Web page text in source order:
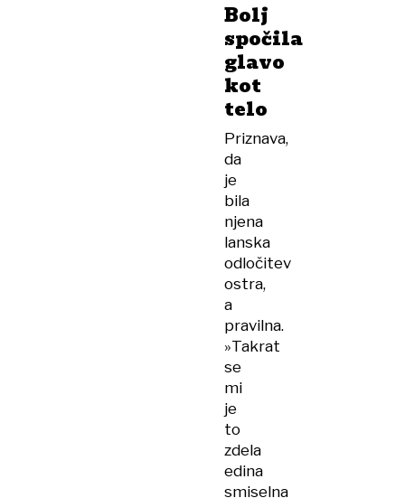
Bolj
spočila
glavo
kot
telo
Priznava,
da
je
bila
njena
lanska
odločitev
ostra,
a
pravilna.
»Takrat
se
mi
je
to
zdela
edina
smiselna